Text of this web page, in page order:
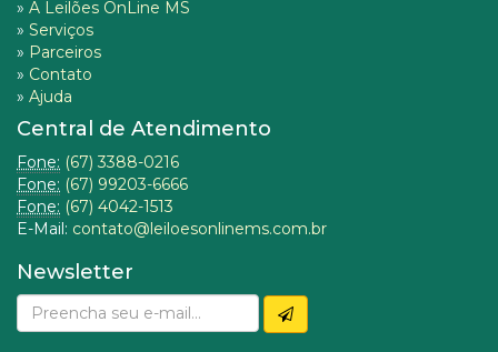
» A Leilões OnLine MS
» Serviços
» Parceiros
» Contato
» Ajuda
Central de Atendimento
Fone: (67) 3388-0216
Fone: (67) 99203-6666
Fone: (67) 4042-1513
E-Mail: contato@leiloesonlinems.com.br
Newsletter